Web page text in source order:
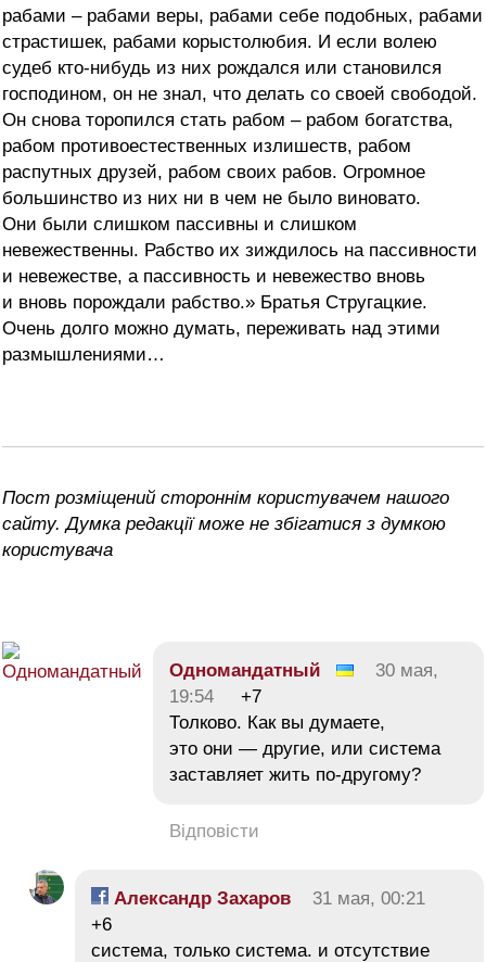
рабами – рабами веры, рабами себе подобных, рабами
страстишек, рабами корыстолюбия. И если волею
судеб кто-нибудь из них рождался или становился
господином, он не знал, что делать со своей свободой.
Он снова торопился стать рабом – рабом богатства,
рабом противоестественных излишеств, рабом
распутных друзей, рабом своих рабов. Огромное
большинство из них ни в чем не было виновато.
Они были слишком пассивны и слишком
невежественны. Рабство их зиждилось на пассивности
и невежестве, а пассивность и невежество вновь
и вновь порождали рабство.» Братья Стругацкие.
Очень долго можно думать, переживать над этими
размышлениями…
Пост розміщений стороннім користувачем нашого
сайту. Думка редакції може не збігатися з думкою
користувача
Одномандатный
30 мая,
19:54
+7
Толково. Как вы думаете,
это они — другие, или система
заставляет жить по-другому?
Відповісти
Александр Захаров
31 мая, 00:21
+6
система, только система. и отсутствие